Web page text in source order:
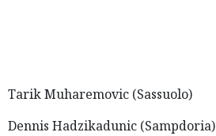
Tarik Muharemovic (Sassuolo)
Dennis Hadzikadunic (Sampdoria)